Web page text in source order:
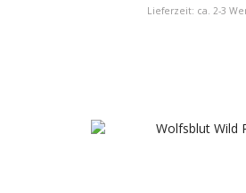
Lieferzeit: ca. 2-3